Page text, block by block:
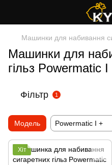
Машинки для набивання
Машинки для
гільз Powermatic I
Фільтр 1
Модель Powermatic I +
Хіт